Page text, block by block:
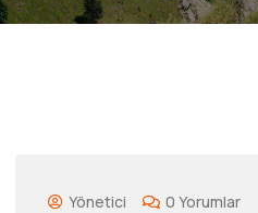
Yönetici 0 Yorumlar